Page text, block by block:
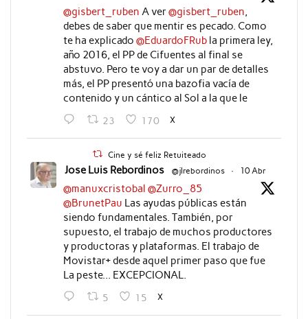
@gisbert_ruben A ver@gisbert_ruben,
debes de saber que mentir es pecado. Como
te ha explicado @EduardoFRubla primera ley,
año 2016, el PP de Cifuentes al final se
abstuvo. Pero te voy a dar un par de detalles
más, el PP presentó una bazofia vacía de
contenido y un cántico al Sol a la que le
23 170 X
Cine y sé feliz Retuiteado
Jose Luis Rebordinos @jlrebordinos · 10 Abr
@manuxcristobal @Zurro_85
@BrunetPau Las ayudas públicas están
siendo fundamentales. También, por
supuesto, el trabajo de muchos productores
y productoras y plataformas. El trabajo de
Movistar+ desde aquel primer paso que fue
La peste... EXCEPCIONAL.
5 15 X